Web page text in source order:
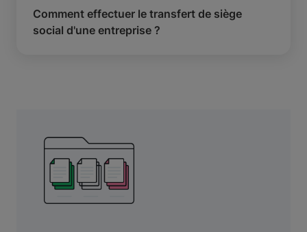
Comment effectuer le transfert de siège
social d'une entreprise ?